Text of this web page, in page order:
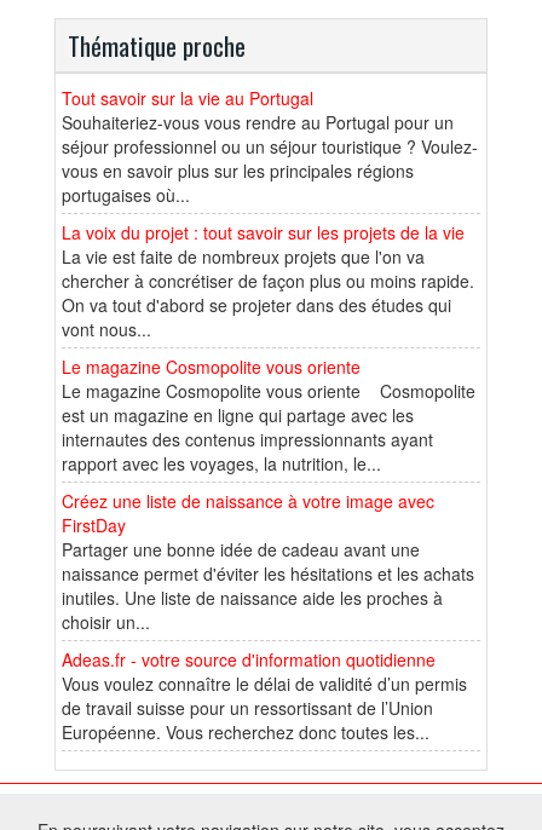
Thématique proche
Tout savoir sur la vie au Portugal
Souhaiteriez-vous vous rendre au Portugal pour un
séjour professionnel ou un séjour touristique ? Voulez-
vous en savoir plus sur les principales régions
portugaises où...
La voix du projet : tout savoir sur les projets de la vie
La vie est faite de nombreux projets que l'on va
chercher à concrétiser de façon plus ou moins rapide.
On va tout d'abord se projeter dans des études qui
vont nous...
Le magazine Cosmopolite vous oriente
Le magazine Cosmopolite vous oriente Cosmopolite
est un magazine en ligne qui partage avec les
internautes des contenus impressionnants ayant
rapport avec les voyages, la nutrition, le...
Créez une liste de naissance à votre image avec
FirstDay
Partager une bonne idée de cadeau avant une
naissance permet d'éviter les hésitations et les achats
inutiles. Une liste de naissance aide les proches à
choisir un...
Adeas.fr - votre source d'information quotidienne
Vous voulez connaître le délai de validité d’un permis
de travail suisse pour un ressortissant de l’Union
Européenne. Vous recherchez donc toutes les...